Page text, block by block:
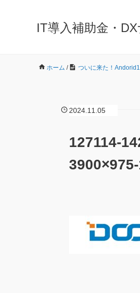
IT導入補助金・
ホーム / ついに来た！
2024.11.05
127114-